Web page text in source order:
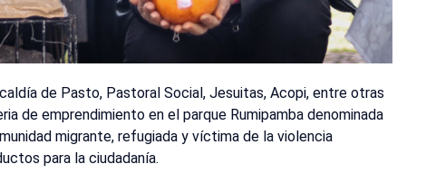
de Pasto, Pastoral Social, Jesuitas, Acopi, entre otras
de emprendimiento en el parque Rumipamba denominada
migrante, refugiada y víctima de la violencia
para la ciudadanía.